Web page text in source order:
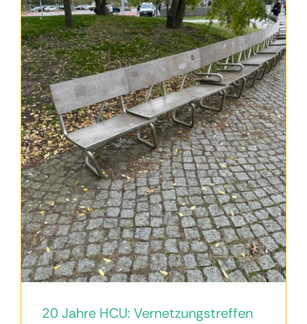
Kontakt
20 Jahre HCU: Vernetzungstreffen